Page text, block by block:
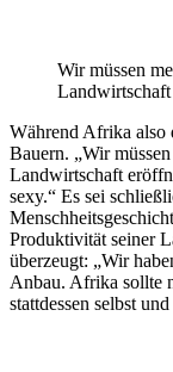
Wir müssen
Während Afrika also
Bauern. „Wir
Landwirtschaft
sexy.“ Es sei
Produktivität seiner
überzeugt: „Wir
Anbau. Afrika sollte
stattdessen selbst